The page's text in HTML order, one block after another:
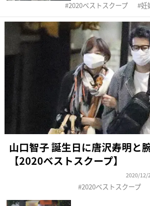
2020ベストスクープ 妊
山口智子 誕生日に唐沢寿明と
【2020ベストスクープ】
2020/12/
2020ベストスクープ